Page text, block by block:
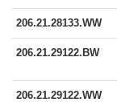
206.21.28133.WW
206.21.29122.BW
206.21.29122.WW